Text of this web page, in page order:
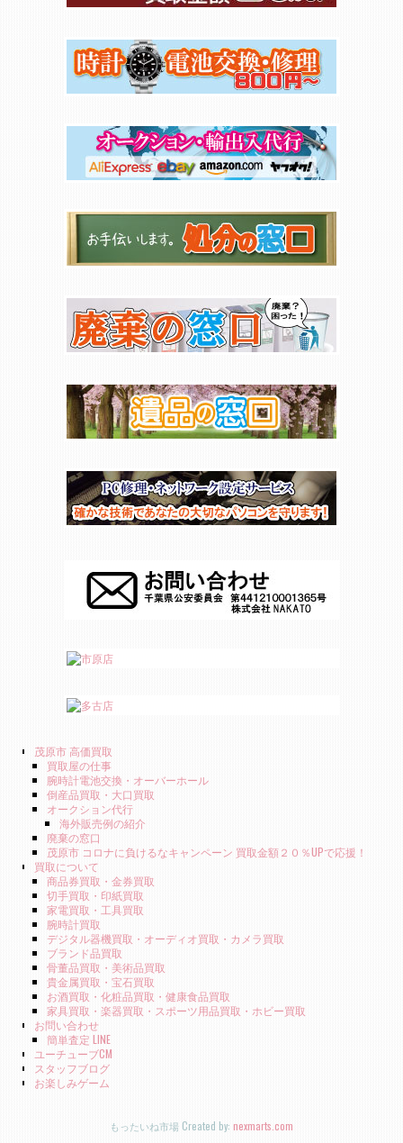
茂原市 高価買取
買取屋の仕事
腕時計電池交換・オーバーホール
倒産品買取・大口買取
オークション代行
海外販売例の紹介
廃棄の窓口
茂原市 コロナに負けるなキャンペーン 買取金額２０％UPで応援！
買取について
商品券買取・金券買取
切手買取・印紙買取
家電買取・工具買取
腕時計買取
デジタル器機買取・オーディオ買取・カメラ買取
ブランド品買取
骨董品買取・美術品買取
貴金属買取・宝石買取
お酒買取・化粧品買取・健康食品買取
家具買取・楽器買取・スポーツ用品買取・ホビー買取
お問い合わせ
簡単査定 LINE
ユーチューブCM
スタッフブログ
お楽しみゲーム
もったいね市場 Created by: nexmarts.com